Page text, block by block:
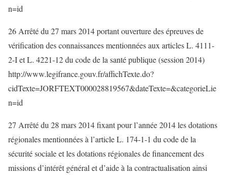
n=id
26 Arrêté du 27 mars 2014 portant ouverture des épreuves de
vérification des connaissances mentionnées aux articles L. 4111-
2-I et L. 4221-12 du code de la santé publique (session 2014)
http://www.legifrance.gouv.fr/affichTexte.do?
cidTexte=JORFTEXT000028819567&dateTexte=&categorieLie
n=id
27 Arrêté du 28 mars 2014 fixant pour l’année 2014 les dotations
régionales mentionnées à l’article L. 174-1-1 du code de la
sécurité sociale et les dotations régionales de financement des
missions d’intérêt général et d’aide à la contractualisation ainsi